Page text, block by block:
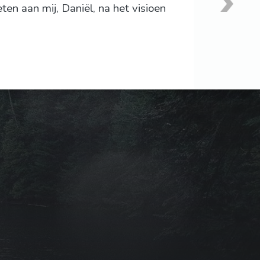
aan mij, Daniël, na het visioen